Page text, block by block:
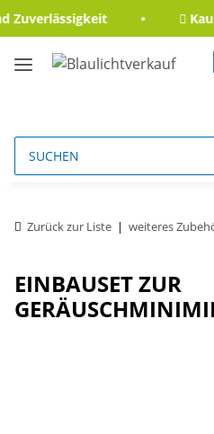
Kauf
Zurück zur Liste weiteres
EINBAUSET ZUR